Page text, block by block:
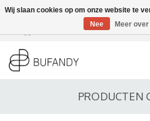
DE / EN
PRODUCTEN
Wij slaan cookies op om onze website te
Nee
Meer